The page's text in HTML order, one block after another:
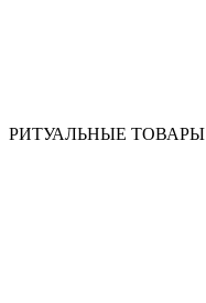
РИТУАЛЬНЫЕ ТОВАРЫ